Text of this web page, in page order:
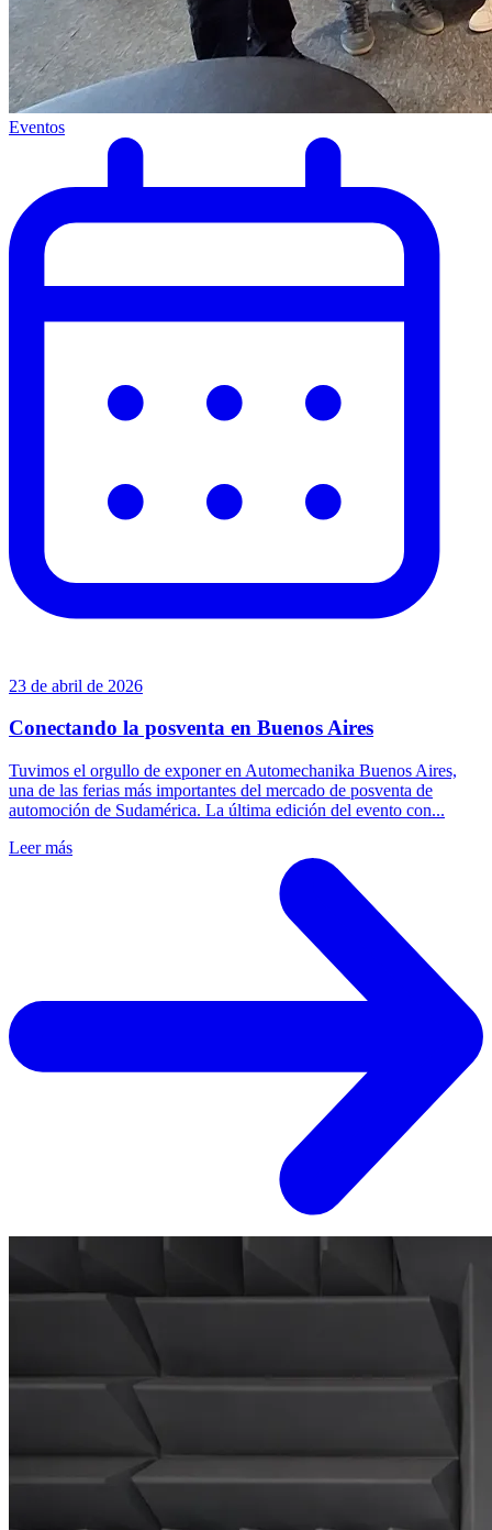
Eventos
23 de abril de 2026
Conectando la posventa en Buenos Aires
Tuvimos el orgullo de exponer en Automechanika Buenos Aires,
una de las ferias más importantes del mercado de posventa de
automoción de Sudamérica. La última edición del evento con...
Leer más